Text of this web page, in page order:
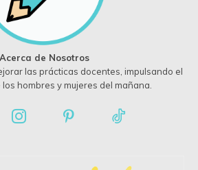
Acerca de Nosotros
las prácticas docentes, impulsando el
hombres y mujeres del mañana.